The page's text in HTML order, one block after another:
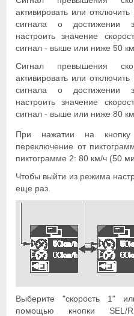
активировать или
сигнала о достижении
настроить значение
сигнал - выше или ниже 50
Сигнал превышения
активировать или
сигнала о достижении
настроить значение
сигнал - выше или ниже 80
При нажатии на
переключение от
пиктограмме 2: 80 км/ч (50
Чтобы выйти из режима
еще раз.
Выберите "скорость 1"
помощью кнопки SEL/